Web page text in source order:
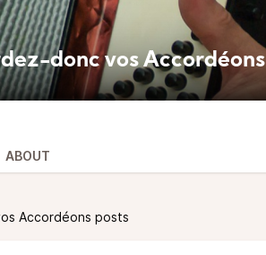
donc vos Accordéons
ABOUT
Accordéons posts